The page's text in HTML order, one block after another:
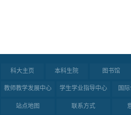
科大主页 本科生院 图书馆
教师教学发展中心 学生学业指导中心 国
站点地图 联系方式